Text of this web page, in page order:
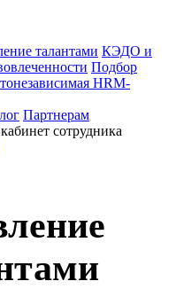
талантами КЭДО и
Подбор
HRM-
Партнерам
сотрудника